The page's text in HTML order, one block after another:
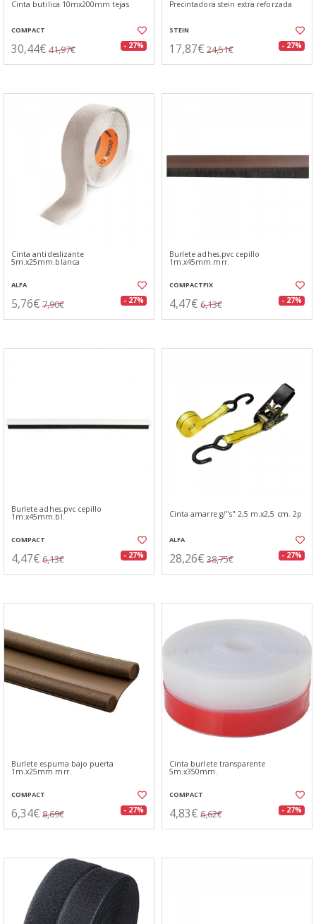
Cinta butilica 10mx200mm tejas
COMPACT
30,44€ 41,97€ - 27%
Precintadora stein extra reforzada
STEIN
17,87€ 24,51€ - 27%
Cinta antideslizante
5m.x25mm.blanca
ALFA
5,76€ 7,90€ - 27%
Burlete adhes.pvc cepillo
1m.x45mm.mrr.
COMPACTFIX
4,47€ 6,13€ - 27%
Burlete adhes.pvc cepillo
1m.x45mm.bl.
COMPACT
4,47€ 6,13€ - 27%
Cinta amarre g/"s" 2,5 m.x2,5 cm. 2p
ALFA
28,26€ 38,75€ - 27%
Burlete espuma bajo puerta
1m.x25mm.mrr.
COMPACT
6,34€ 8,69€ - 27%
Cinta burlete transparente
5m.x350mm.
COMPACT
4,83€ 6,62€ - 27%